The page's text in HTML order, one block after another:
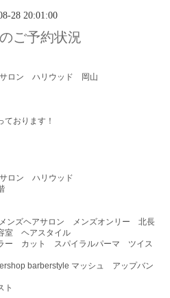
28 20:01:00
ご予約状況
サロン ハリウッド 岡山
ております！
ロン ハリウッド
ンズヘアサロン メンズオンリー 北長
ヘアスタイル
カット スパイラルパーマ ツイス
barberstyle マッシュ アップバン
ト